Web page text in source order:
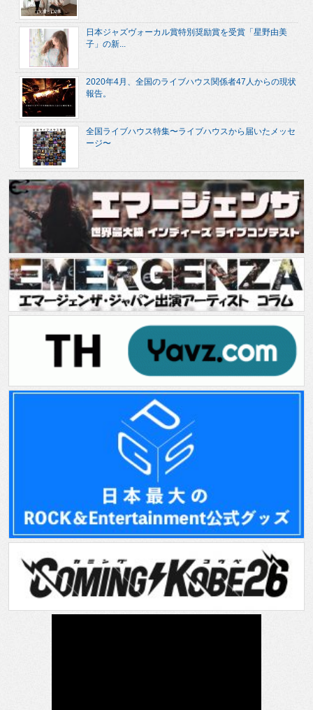
日本ジャズヴォーカル賞特別奨励賞を受賞「星野由美
子」の新...
2020年4月、全国のライブハウス関係者47人からの現状
報告。
全国ライブハウス特集〜ライブハウスから届いたメッセ
ージ〜